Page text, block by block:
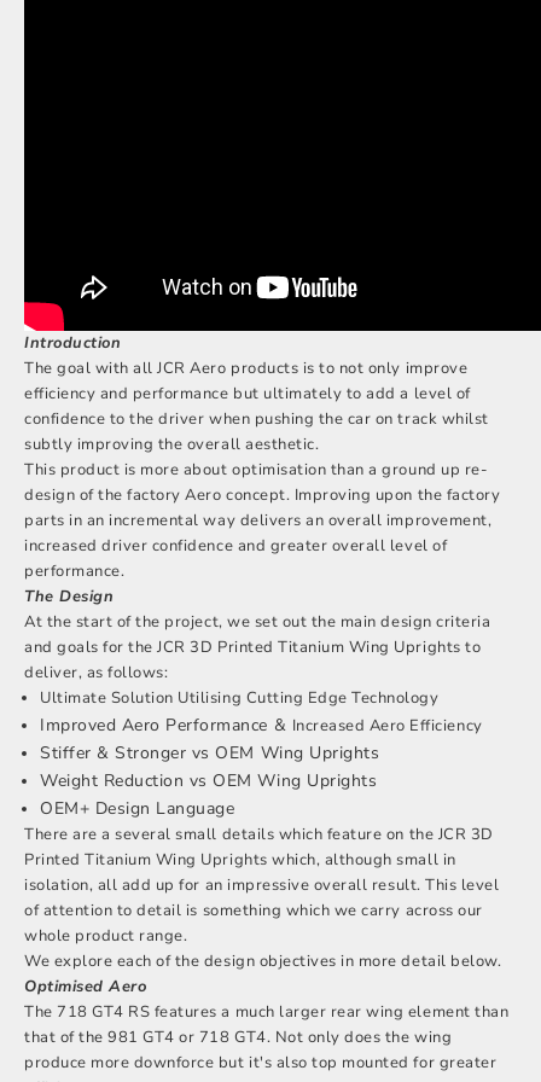
Introduction
The goal with all JCR Aero products is to not only improve
efficiency and performance but ultimately to add a level of
confidence to the driver when pushing the car on track whilst
subtly improving the overall aesthetic.
This product is more about optimisation than a ground up re-
design of the factory Aero concept. Improving upon the factory
parts in an incremental way delivers an overall improvement,
increased driver confidence and greater overall level of
performance.
The Design
At the start of the project, we set out the main design criteria
and goals for the JCR 3D Printed Titanium Wing Uprights to
deliver, as follows:
Ultimate Solution Utilising Cutting Edge Technology
Improved Aero Performance & Increased Aero Efficiency
Stiffer & Stronger vs OEM Wing Uprights
Weight Reduction vs OEM Wing Uprights
OEM+ Design Language
There are a several small details which feature on the JCR 3D
Printed Titanium Wing Uprights which, although small in
isolation, all add up for an impressive overall result. This level
of attention to detail is something which we carry across our
whole product range.
We explore each of the design objectives in more detail below.
Optimised Aero
The 718 GT4 RS features a much larger rear wing element than
that of the 981 GT4 or 718 GT4. Not only does the wing
produce more downforce but it's also top mounted for greater